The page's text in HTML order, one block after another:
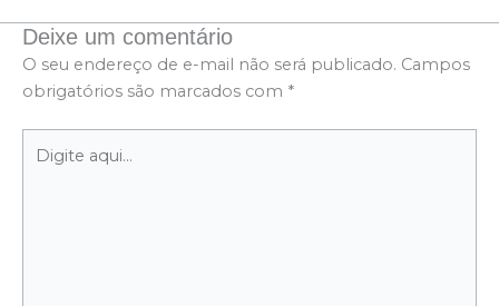
Deixe um comentário
O seu endereço de e-mail não será publicado. Campos
obrigatórios são marcados com *
aqui...